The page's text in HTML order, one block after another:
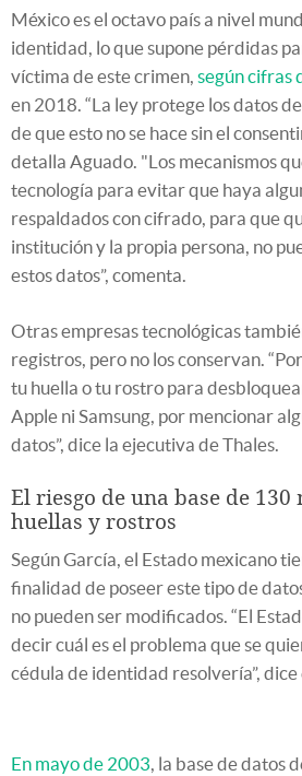
México es el octavo país a nivel
identidad, lo que supone pérdidas
víctima de este crimen, según cifras
en 2018. “La ley protege los datos
de que esto no se hace sin el
detalla Aguado. "Los mecanismos
tecnología para evitar que haya
respaldados con cifrado, para que
institución y la propia persona, no
estos datos”, comenta.
Otras empresas tecnológicas
registros, pero no los conservan.
tu huella o tu rostro para
Apple ni Samsung, por mencionar
datos”, dice la ejecutiva de Thales.
El riesgo de una base de 130
huellas y rostros
Según García, el Estado mexicano
finalidad de poseer este tipo de
no pueden ser modificados. “El
decir cuál es el problema que se
cédula de identidad resolvería”,
En mayo de 2003, la base de datos